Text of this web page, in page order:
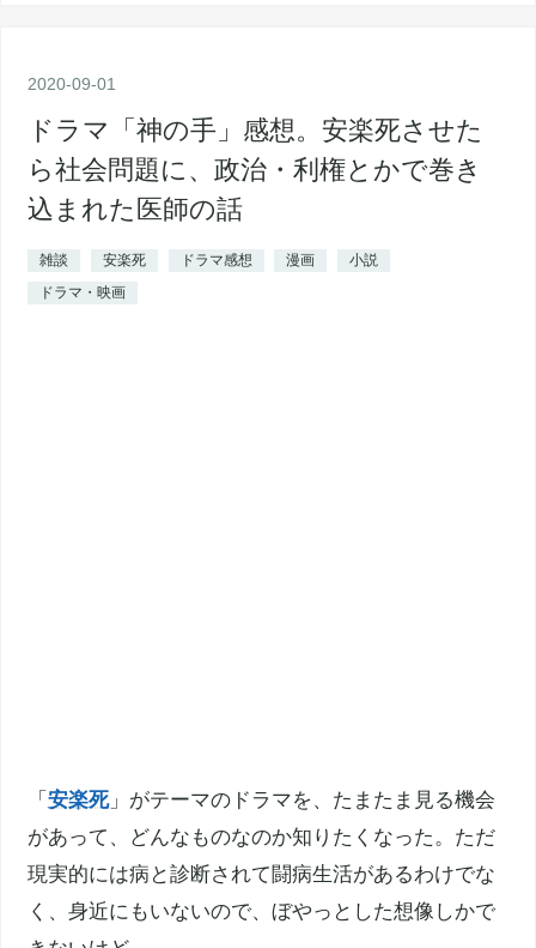
2020-09-01
ドラマ「神の手」感想。安楽死させた
ら社会問題に、政治・利権とかで巻き
込まれた医師の話
雑談 安楽死 ドラマ感想 漫画
小説
ドラマ・映画
「安楽死」がテーマのドラマを、たまたま見る機会
があって、どんなものなのか知りたくなった。ただ
現実的には病と診断されて闘病生活があるわけでな
く、身近にもいないので、ぼやっとした想像しかで